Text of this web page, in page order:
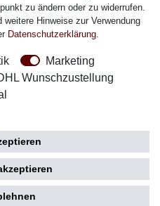
zu ändern oder zu widerrufen.
weitere Hinweise zur Verwendung
Daten­schutz­erklärung
Marketing
Wunschzustellung